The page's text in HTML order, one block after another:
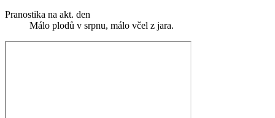
Pranostika na akt. den
Málo plodů v srpnu, málo včel z jara.